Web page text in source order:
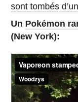
sont tombés
Un Pokémon
(New York):